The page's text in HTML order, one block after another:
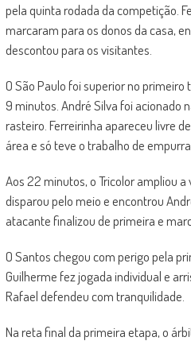
pela quinta rodada da competição.
marcaram para os donos da casa,
descontou para os visitantes.
O São Paulo foi superior no
9 minutos. André Silva foi acionado
rasteiro. Ferreirinha apareceu livre
área e só teve o trabalho de
Aos 22 minutos, o Tricolor ampliou
disparou pelo meio e encontrou
atacante finalizou de primeira e
O Santos chegou com perigo pela
Guilherme fez jogada individual e
Rafael defendeu com tranquilidade.
Na reta final da primeira etapa, o